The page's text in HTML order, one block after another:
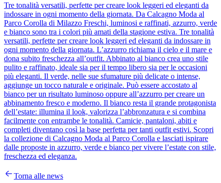
Tre tonalità versatili, perfette per creare look leggeri ed eleganti da
indossare in ogni momento della giornata. Da Calcagno Moda al
Parco Corolla di Milazzo Freschi, luminosi e raffinati, azzurro, verde
e bianco sono tra i colori più amati della stagione estiva. Tre tonalità
versatili, perfette per creare look leggeri ed eleganti da indossare in
ogni momento della giornata. L’azzurro richiama il cielo e il mare e
dona subito freschezza all’outfit. Abbinato al bianco crea uno stile
pulito e raffinato, ideale sia per il tempo libero sia per le occasioni
più eleganti. Il verde, nelle sue sfumature più delicate o intense,
aggiunge un tocco naturale e originale. Può essere accostato al
bianco per un risultato luminoso oppure all’azzurro per creare un
abbinamento fresco e moderno. Il bianco resta il grande protagonista
dell’estate: illumina il look, valorizza l’abbronzatura e si combina
facilmente con entrambe le tonalità. Camicie, pantaloni, abiti e
completi diventano così la base perfetta per tanti outfit estivi. Scopri
la collezione di Calcagno Moda al Parco Corolla e lasciati ispirare
dalle proposte in azzurro, verde e bianco per vivere l’estate con stile,
freschezza ed eleganza.
Torna alle news